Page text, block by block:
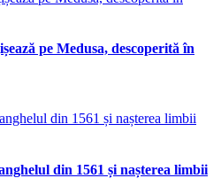
pe Medusa, descoperită în
din 1561 și nașterea limbii